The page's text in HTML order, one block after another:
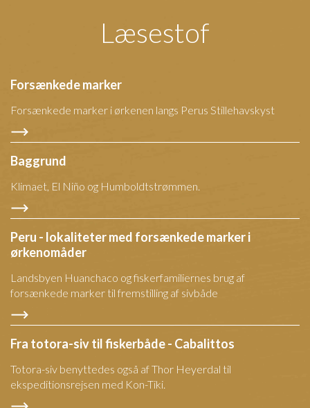
Læsestof
Forsænkede marker
Forsænkede marker i ørkenen langs Perus Stillehavskyst
Baggrund
Klimaet, El Niño og Humboldtstrømmen.
Peru - lokaliteter med forsænkede marker i
ørkenomåder
Landsbyen Huanchaco og fiskerfamiliernes brug af
forsænkede marker til fremstilling af sivbåde
Fra totora-siv til fiskerbåde - Cabalittos
Totora-siv benyttedes også af Thor Heyerdal til
ekspeditionsrejsen med Kon-Tiki.